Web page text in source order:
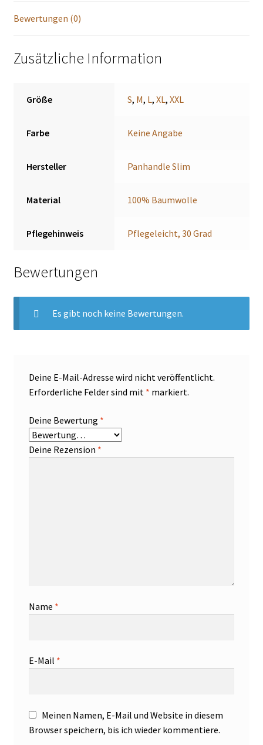
Bewertungen (0)
Zusätzliche Information
Größe S, M, L,XL,XXL
Farbe Keine Angabe
Hersteller Panhandle Slim
Material 100% Baumwolle
Pflegehinweis Pflegeleicht, 30 Grad
Bewertungen
Es gibt noch keine Bewertungen.
Deine E-Mail-Adresse wird nicht veröffentlicht.
Erforderliche Felder sind mit * markiert.
Deine Bewertung *
Deine Rezension *
Name *
E-Mail *
Meinen Namen, E-Mail und Website in diesem
Browser speichern, bis ich wieder kommentiere.